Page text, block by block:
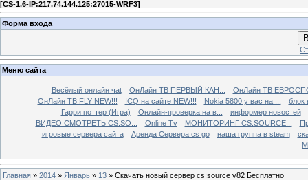
[CS-1.6-IP:217.74.144.125:27015-WRF3]
Форма входа
Меню сайта
Весёлый онлайн чаt ОнЛайн ТВ ПЕРВЫЙ КАН...
ОнЛайн ТВ
ОнЛайн ТВ FLY NEW!!!
ICQ на сайте NEW!!! Nokia 5800 у вас на ...
блок
Гарри поттер (Игра)
Онлайн-проверка на в...
информер новостей
ВИДЕО СМОТРЕТЬ CS:SO...
Online Tv МОНИТОРИНГ CS:SOURCE...
игровые сервера сайта
Аренда Сервера cs go наша группа в steam
Главная » 2014 » Январь » 13 » Cкачать новый сервер cs:source v82 Бесплатно